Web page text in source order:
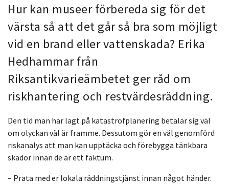
Hur kan museer förbereda sig för det
värsta så att det går så bra som möjligt
vid en brand eller vattenskada? Erika
Hedhammar från
Riksantikvarieämbetet ger råd om
riskhantering och restvärdesräddning.
Den tid man har lagt på katastrofplanering betalar sig väl
om olyckan väl är framme. Dessutom gör en väl genomförd
riskanalys att man kan upptäcka och förebygga tänkbara
skador innan de är ett faktum.
– Prata med er lokala räddningstjänst innan något händer.